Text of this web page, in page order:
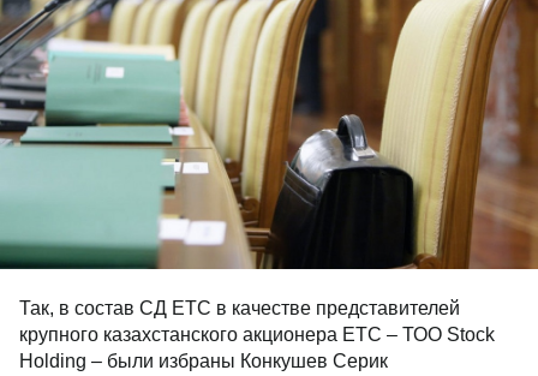
Так, в состав СД ЕТС в качестве представителей
крупного казахстанского акционера ЕТС – ТОО Stock
Holding – были избраны Конкушев Серик